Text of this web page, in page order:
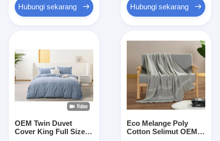
Hubungi sekarang Hubungi sekarang
OEM Twin Duvet
Cover King Full Size
Eco Melange Poly
Cotton Selimut OEM